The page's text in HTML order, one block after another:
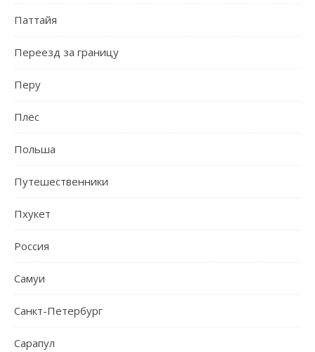
Паттайя
Переезд за границу
Перу
Плёс
Польша
Путешественники
Пхукет
Россия
Самуи
Санкт-Петербург
Сарапул